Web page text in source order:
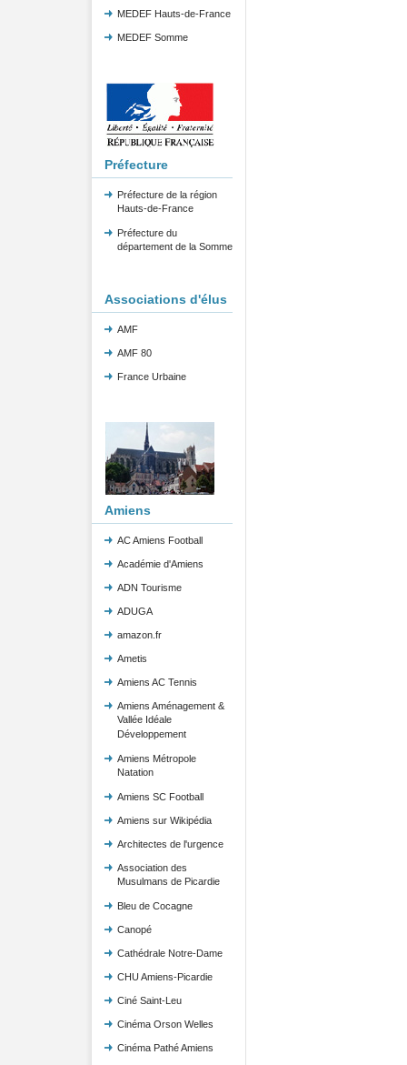
MEDEF Hauts-de-France
MEDEF Somme
Préfecture
Préfecture de la région
Hauts-de-France
Préfecture du
département de la Somme
Associations d'élus
AMF
AMF 80
France Urbaine
Amiens
AC Amiens Football
Académie d'Amiens
ADN Tourisme
ADUGA
amazon.fr
Ametis
Amiens AC Tennis
Amiens Aménagement &
Vallée Idéale
Développement
Amiens Métropole
Natation
Amiens SC Football
Amiens sur Wikipédia
Architectes de l'urgence
Association des
Musulmans de Picardie
Bleu de Cocagne
Canopé
Cathédrale Notre-Dame
CHU Amiens-Picardie
Ciné Saint-Leu
Cinéma Orson Welles
Cinéma Pathé Amiens